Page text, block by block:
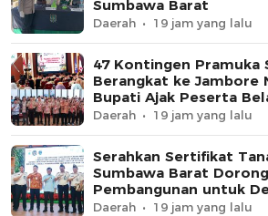
Sumbawa Barat
Daerah 19 jam yang lalu
47 Kontingen Pramuka
Berangkat ke Jambore
Bupati Ajak Peserta
dan Harumkan Nama
Daerah 19 jam yang lalu
Serahkan Sertifikat
Sumbawa Barat
Pembangunan untuk
Pemasyarakatan
Daerah 19 jam yang lalu